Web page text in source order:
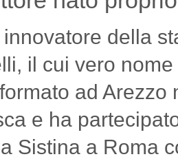
della
il cui vero
ad Arezzo
e ha
Sistina a Roma